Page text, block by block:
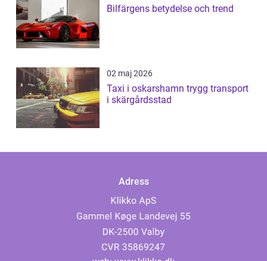
Bilfärgens betydelse och trend
02 maj 2026
Taxi i oskarshamn trygg transport
i skärgårdsstad
Adress